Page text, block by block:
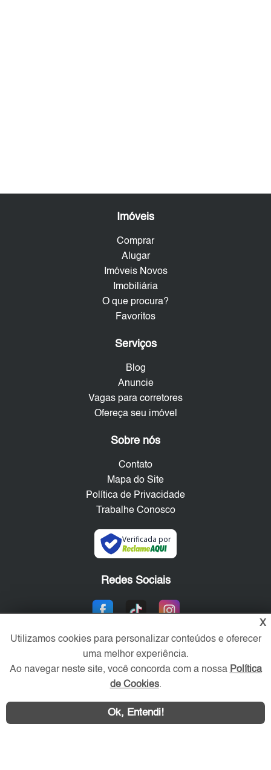
Imóveis
Comprar
Alugar
Imóveis Novos
Imobiliária
O que procura?
Favoritos
Serviços
Blog
Anuncie
Vagas para corretores
Ofereça seu imóvel
Sobre nós
Contato
Mapa do Site
Política de Privacidade
Trabalhe Conosco
Verificada por
Redes Sociais
acesse sua conta:
X
Utilizamos cookies para personalizar conteúdos e oferecer
uma melhor experiência.
Ao navegar neste site, você concorda com a nossa Política
de Cookies.
Ok, Entendi!